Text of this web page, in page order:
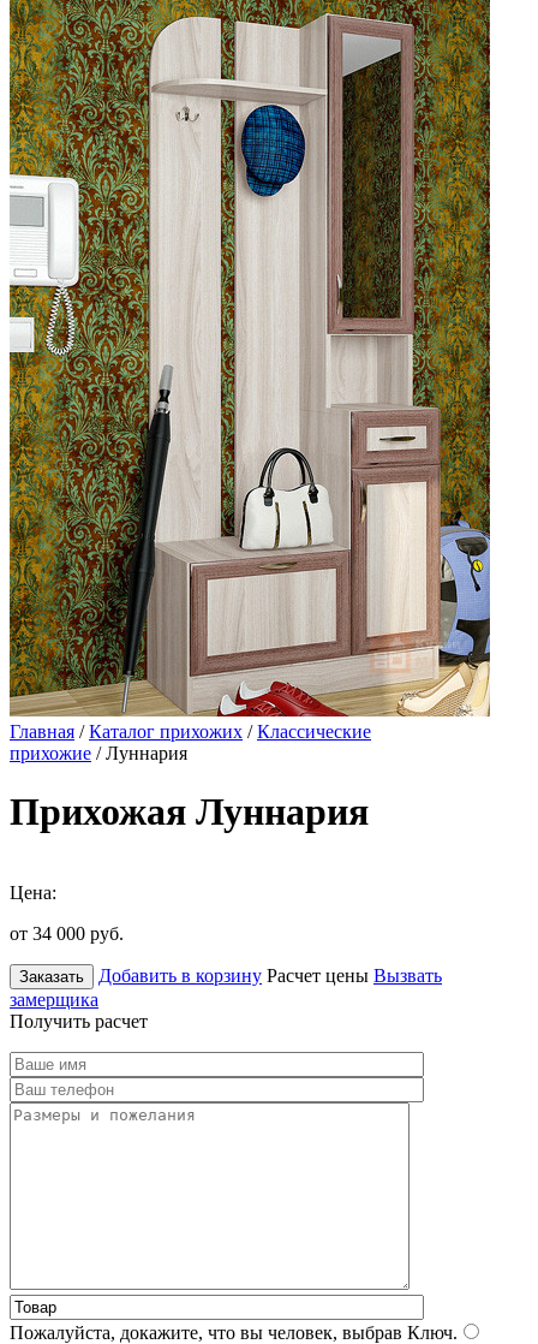
Главная /Каталог прихожих /Классические
прихожие / Луннария
Прихожая Луннария
Цена:
от 34 000 руб.
Заказать Добавить в корзину Расчет цены Вызвать
замерщика
Получить расчет
Пожалуйста, докажите, что вы человек, выбрав Ключ.